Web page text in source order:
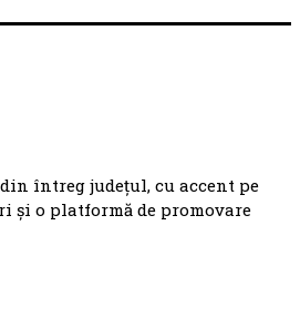
întreg județul, cu accent pe
și o platformă de promovare